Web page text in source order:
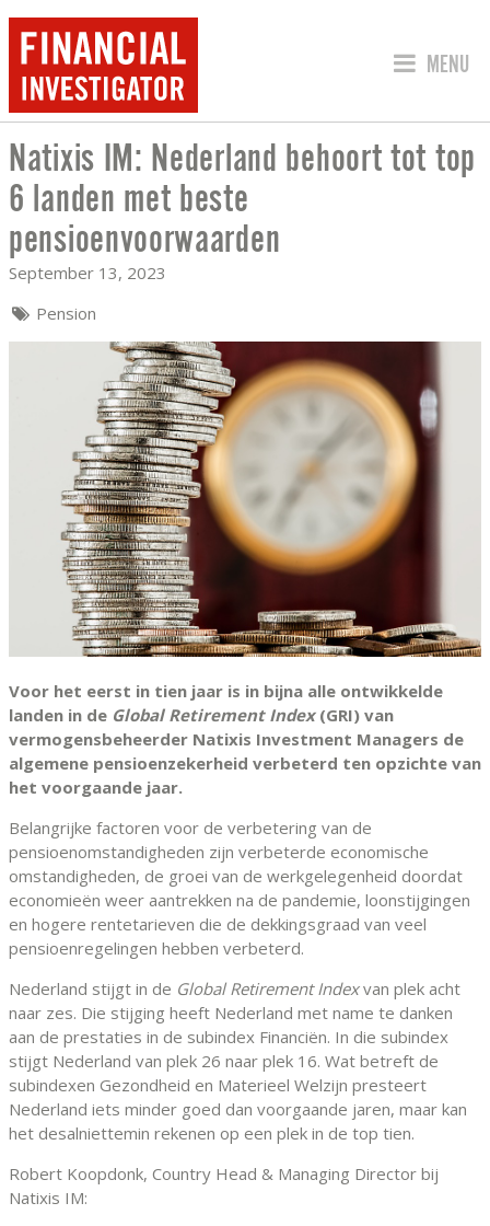
JUMP
MENU
NATIXIS IM: NEDERLAND BEHOORT
Natixis IM: Nederland behoort tot top
6 landen met beste
pensioenvoorwaarden
September 13, 2023
Pension
Voor het eerst in tien jaar is in bijna alle ontwikkelde
landen in de Global Retirement Index(GRI) van
vermogensbeheerder Natixis Investment Managers de
algemene pensioenzekerheid verbeterd ten opzichte van
het voorgaande jaar.
Belangrijke factoren voor de verbetering van de
pensioenomstandigheden zijn verbeterde economische
omstandigheden, de groei van de werkgelegenheid doordat
economieën weer aantrekken na de pandemie, loonstijgingen
en hogere rentetarieven die de dekkingsgraad van veel
pensioenregelingen hebben verbeterd.
Nederland stijgt in de Global Retirement Indexvan plek acht
naar zes. Die stijging heeft Nederland met name te danken
aan de prestaties in de subindex Financiën. In die subindex
stijgt Nederland van plek 26 naar plek 16. Wat betreft de
subindexen Gezondheid en Materieel Welzijn presteert
Nederland iets minder goed dan voorgaande jaren, maar kan
het desalniettemin rekenen op een plek in de top tien.
Robert Koopdonk, Country Head & Managing Director bij
Natixis IM: